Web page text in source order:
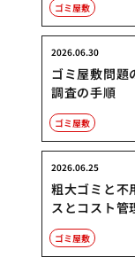
ゴミ屋敷
ゴミ屋敷問題
調査の手順
2026.06.30
ゴミ屋敷
粗大ゴミと不
スとコスト管
2026.06.25
ゴミ屋敷